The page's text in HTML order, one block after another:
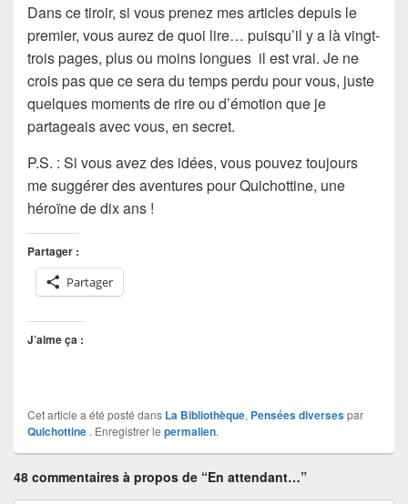
Dans ce tiroir, si vous prenez mes articles depuis le
premier, vous aurez de quoi lire… puisqu’il y a là vingt-
trois pages, plus ou moins longues il est vrai. Je ne
crois pas que ce sera du temps perdu pour vous, juste
quelques moments de rire ou d’émotion que je
partageais avec vous, en secret.
P.S. : Si vous avez des idées, vous pouvez toujours
me suggérer des aventures pourQuichottine, une
héroïne de dix ans !
Partager :
Partager
J’aime ça :
Cet article a été posté dans La Bibliothèque, Pensées diversespar
Quichottine . Enregistrer le permalien.
48 commentaires à propos de “En attendant…”